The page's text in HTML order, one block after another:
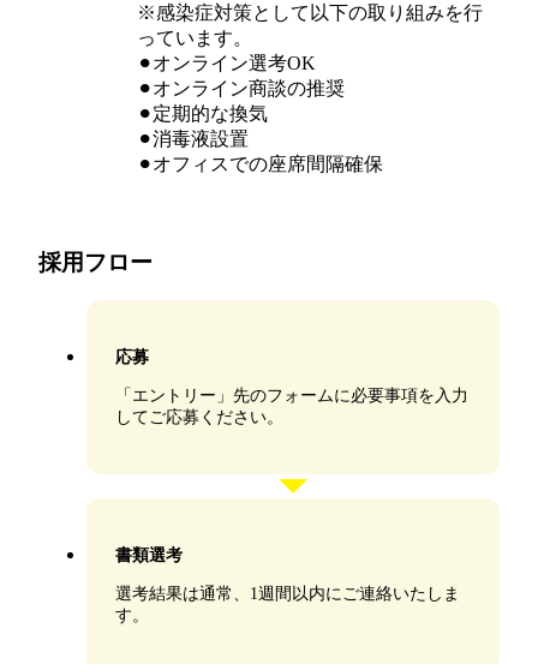
※感染症対策として以下の取り組みを行
っています。
⚫︎オンライン選考OK
⚫︎オンライン商談の推奨
⚫︎定期的な換気
⚫︎消毒液設置
⚫︎オフィスでの座席間隔確保
採用フロー
応募
「エントリー」先のフォームに必要事項を入力
してご応募ください。
書類選考
選考結果は通常、1週間以内にご連絡いたしま
す。